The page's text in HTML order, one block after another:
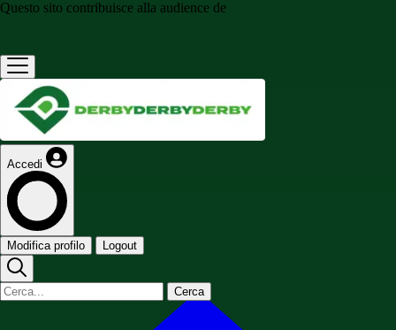
Questo sito contribuisce alla audience de
Accedi
Modifica profilo Logout
Cerca